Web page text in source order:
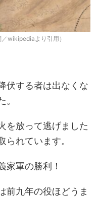
wikipediaより引用）
伏する者は出なくな
を放って逃げました
られています。
家軍の勝利！
前九年の役ほどうま